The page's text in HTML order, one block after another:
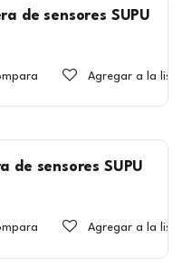
de sensores SUPU
Agregar a la
de sensores SUPU
Agregar a la